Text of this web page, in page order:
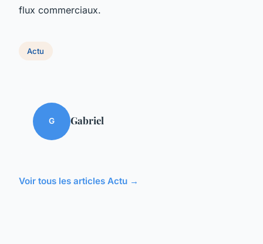
flux commerciaux.
Actu
G Gabriel
Voir tous les articles Actu →